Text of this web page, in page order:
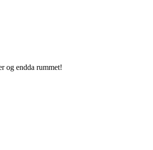
og endda rummet!